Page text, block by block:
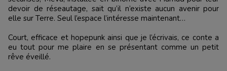
devoir de réseautage, sait qu’il n’existe aucun avenir pour
elle sur Terre. Seul l’espace l’intéresse maintenant…
Court, efficace et hopepunk ainsi que je l’écrivais, ce conte a
eu tout pour me plaire en se présentant comme un petit
rêve éveillé.